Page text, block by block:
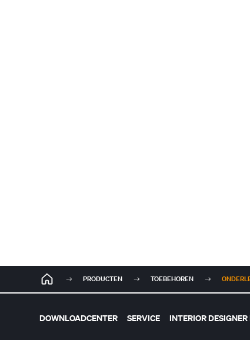
PRODUCTEN TOEBEHOREN
DOWNLOADCENTER SERVICE INTERIOR